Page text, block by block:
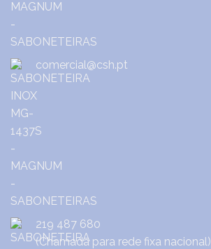
comercial@csh.pt
219 487 680
(Chamada para rede fixa nacional)